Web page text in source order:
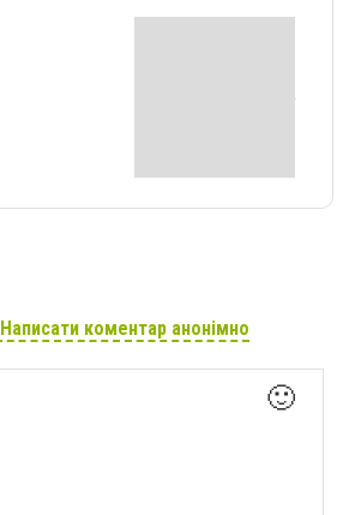
Написати коментар анонімно
🙂